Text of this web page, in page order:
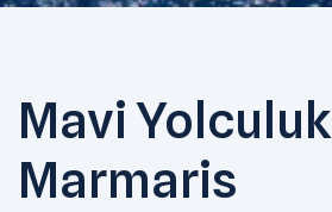
Mavi Yolculuk
Marmaris